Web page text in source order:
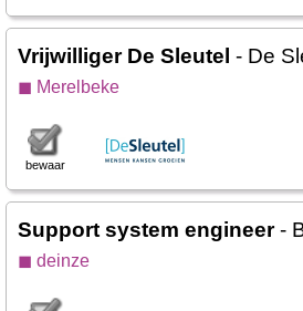
Vrijwilliger De Sleutel - De
◼ Merelbeke
bewaar
Support system engineer-
◼ deinze